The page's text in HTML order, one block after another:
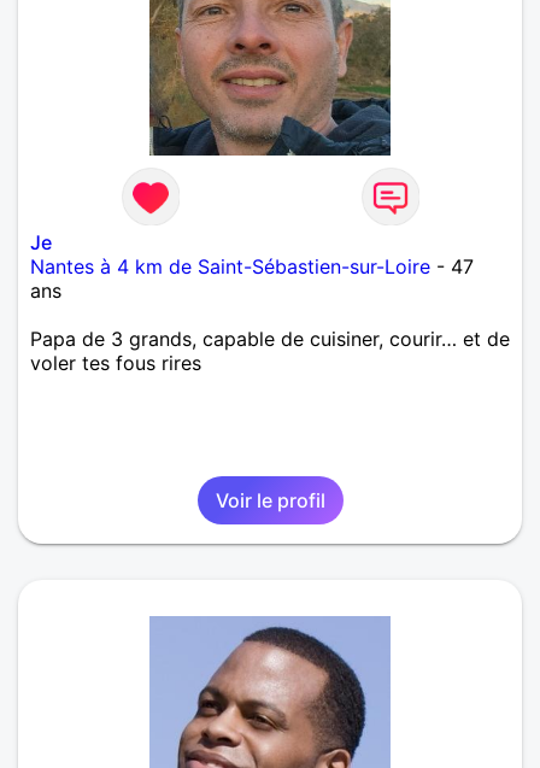
Je
Nantes à 4 km de Saint-Sébastien-sur-Loire - 47
ans
Papa de 3 grands, capable de cuisiner, courir… et de
voler tes fous rires
Voir le profil